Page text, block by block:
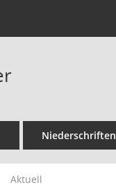
Niederschriften
Aktuell